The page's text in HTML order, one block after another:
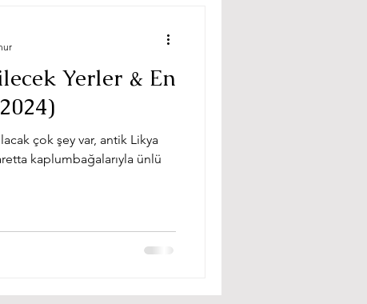
Yerler & En
çok şey var, antik Likya
kaplumbağalarıyla ünlü